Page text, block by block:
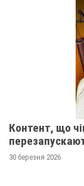
Контент, що
30 березня 2026